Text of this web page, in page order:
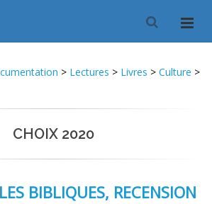
> Lectures > Livres > Culture >
CHOIX 2020
BIBLIQUES, RECENSION